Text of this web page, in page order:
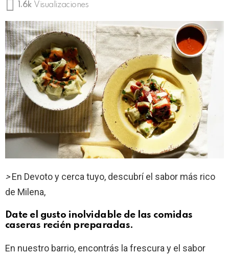
1.6k Visualizaciones
>En Devoto y cerca tuyo, descubrí el sabor más rico
de Milena,
Date el gusto inolvidable de las comidas
caseras recién preparadas.
En nuestro barrio, encontrás la frescura y el sabor